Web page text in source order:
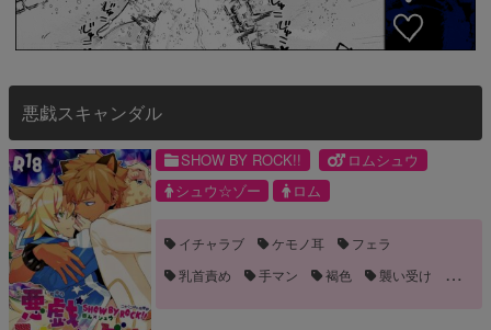
悪戯スキャンダル
SHOW BY ROCK!!
ロムシュウ
シュウ☆ゾー
ロム
イチャラブ ケモノ耳
フェラ
乳首責め
手マン 褐色
襲い受け